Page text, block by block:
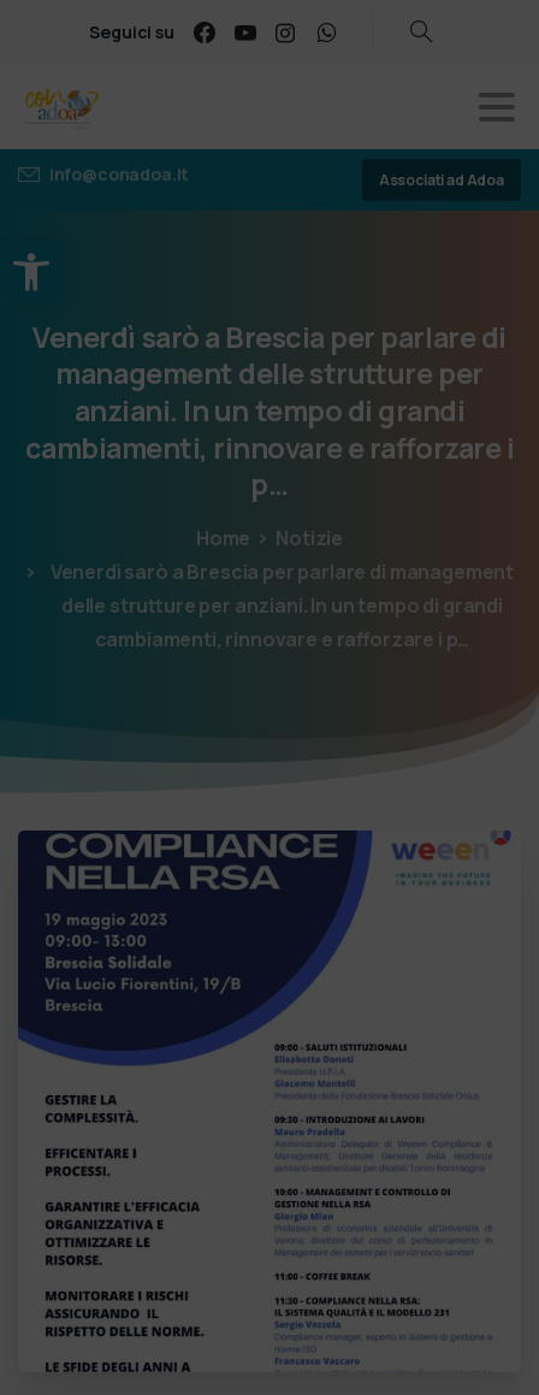
Apri la barra degli strumenti
Seguici su
info@conadoa.it Associati ad Adoa
Venerdì saròa Brescia per parlaredi
managementdellestrutture per
anziani. Inuntempodi grandi
cambiamenti, rinnovaree rafforzare i
p…
Home
Notizie
Venerdì sarò a Brescia per parlare di management
delle strutture per anziani. In un tempo di grandi
cambiamenti, rinnovare e rafforzare i p…